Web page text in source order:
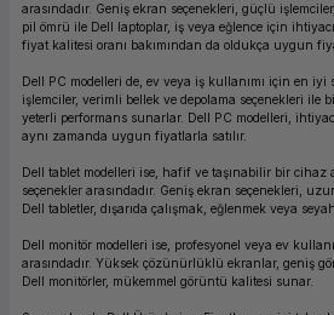
Para
Panel
(Firewall)
Bileşenleri
Makinesi
Makinesi
Yedekleme
arasındadır. Geniş ekran seçenekleri, güçlü
pil ömrü ile Dell laptoplar, iş veya eğlence için
fiyat kalitesi oranı bakımından da oldukça uygun
Dell PC modelleri de, ev veya iş kullanımı için en iyi
işlemciler, verimli bellek ve depolama seçenekleri ile
yeterli performans sunarlar. Dell PC modelleri,
aynı zamanda uygun fiyatlarla satılır.
Dell tablet modelleri ise, hafif ve taşınabilir bir cihaz
seçenekler arasındadır. Geniş ekran seçenekleri,
Dell tabletler, dışarıda çalışmak, eğlenmek veya
Dell monitör modelleri ise, profesyonel veya ev
arasındadır. Yüksek çözünürlüklü ekranlar, geniş
Dell monitörler, mükemmel görüntü kalitesi sunar.